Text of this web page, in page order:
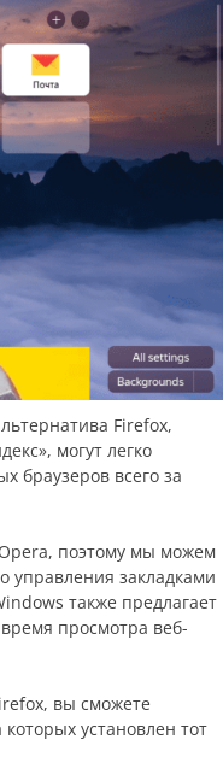
Firefox,
могут легко
браузеров всего за
поэтому мы можем
управления закладками
также предлагает
просмотра веб-
вы сможете
установлен тот